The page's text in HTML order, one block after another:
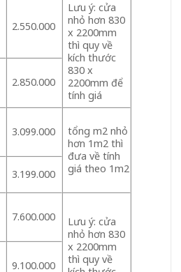
2.550.000
Lưu ý: cửa
nhỏ hơn 830
x 2200mm
thì quy về
kích thước
830 x
2200mm để
tính giá
2.850.000
3.099.000
tổng m2 nhỏ
hơn 1m2 thì
đưa về tính
giá theo 1m2
3.199.000
7.600.000
Lưu ý: cửa
nhỏ hơn 830
x 2200mm
thì quy về
9.100.000